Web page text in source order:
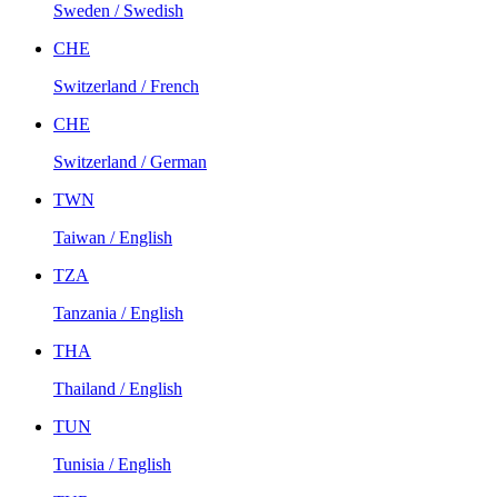
Sweden / Swedish
CHE
Switzerland / French
CHE
Switzerland / German
TWN
Taiwan / English
TZA
Tanzania / English
THA
Thailand / English
TUN
Tunisia / English